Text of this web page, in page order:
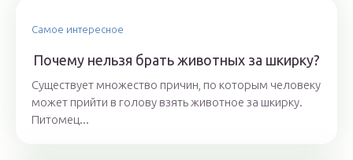
Самое интересное
Почему нельзя брать животных за шкирку?
Существует множество причин, по которым человеку
может прийти в голову взять животное за шкирку.
Питомец...